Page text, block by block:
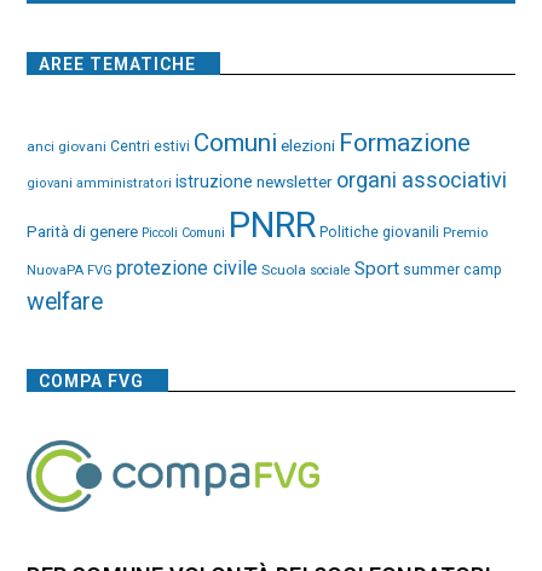
AREE TEMATICHE
anci giovani Centri estivi Comuni elezioni Formazione
giovani amministratori istruzione newsletter organi associativi
Parità di genere Piccoli Comuni PNRR Politiche giovanili Premio
NuovaPA FVG protezione civile Scuola sociale Sport summer camp
welfare
COMPA FVG